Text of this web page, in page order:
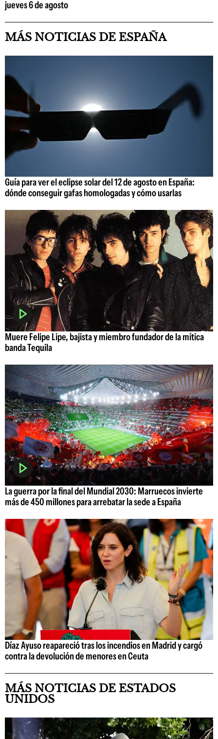
jueves 6 de agosto
MÁS NOTICIAS DE ESPAÑA
Guía para ver el eclipse solar del 12 de agosto en España:
dónde conseguir gafas homologadas y cómo usarlas
Muere Felipe Lipe, bajista y miembro fundador de la mítica
banda Tequila
La guerra por la final del Mundial 2030: Marruecos invierte
más de 450 millones para arrebatar la sede a España
Díaz Ayuso reapareció tras los incendios en Madrid y cargó
contra la devolución de menores en Ceuta
MÁS NOTICIAS DE ESTADOS
UNIDOS